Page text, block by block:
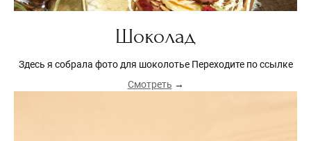
Шоколад
Здесь я собрала фото для шоколотье Переходите по ссылке
Смотреть →